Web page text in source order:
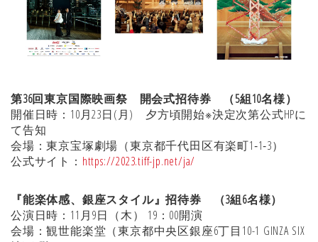
第36回東京国際映画祭 開会式招待券 （5組10名様）
開催日時：10月23日(月) 夕方頃開始※決定次第公式HPに
て告知
会場：東京宝塚劇場（東京都千代田区有楽町1‐1‐3）
公式サイト： https://2023.tiff-jp.net/ja/
『能楽体感、銀座スタイル』招待券 （3組6名様）
公演日時：11月9日（木） 19：00開演
会場：観世能楽堂（東京都中央区銀座6丁目10-1 GINZA SIX